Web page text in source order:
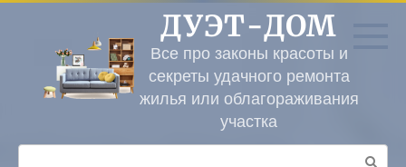
Перейти
контенту
ДУЭТ-ДОМ
Все про законы красоты и
секреты удачного ремонта
жилья или облагораживания
участка
Поиск: